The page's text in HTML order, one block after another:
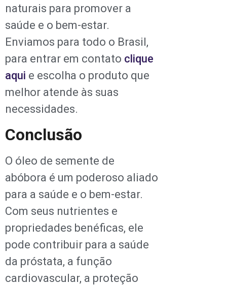
naturais para promover a
saúde e o bem-estar.
Enviamos para todo o Brasil,
para entrar em contato clique
aqui e escolha o produto que
melhor atende às suas
necessidades.
Conclusão
O óleo de semente de
abóbora é um poderoso aliado
para a saúde e o bem-estar.
Com seus nutrientes e
propriedades benéficas, ele
pode contribuir para a saúde
da próstata, a função
cardiovascular, a proteção